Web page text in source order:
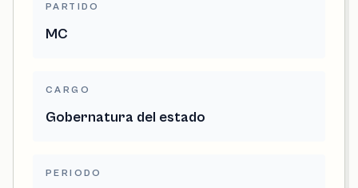
PARTIDO
MC
CARGO
Gobernatura del estado
PERIODO